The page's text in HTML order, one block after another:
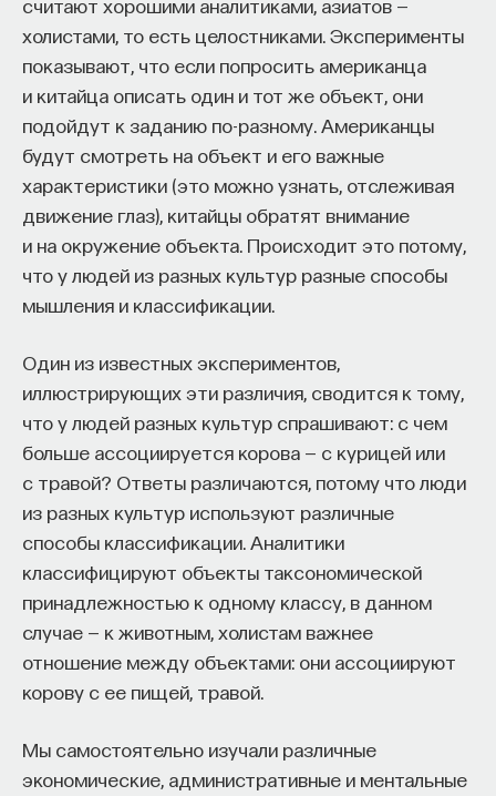
считают хорошими аналитиками, азиатов —
холистами, то есть целостниками. Эксперименты
показывают, что если попросить американца
и китайца описать один и тот же объект, они
подойдут к заданию по-разному. Американцы
будут смотреть на объект и его важные
характеристики (это можно узнать, отслеживая
движение глаз), китайцы обратят внимание
и на окружение объекта. Происходит это потому,
что у людей из разных культур разные способы
мышления и классификации.
Один из известных экспериментов,
иллюстрирующих эти различия, сводится к тому,
что у людей разных культур спрашивают: с чем
больше ассоциируется корова — с курицей или
с травой? Ответы различаются, потому что люди
из разных культур используют различные
способы классификации. Аналитики
классифицируют объекты таксономической
принадлежностью к одному классу, в данном
случае — к животным, холистам важнее
отношение между объектами: они ассоциируют
корову с ее пищей, травой.
Мы самостоятельно изучали различные
экономические, административные и ментальные